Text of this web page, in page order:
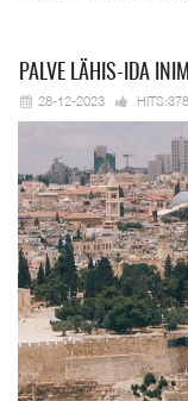
PALVE LÄHIS-IDA
28-12-2023